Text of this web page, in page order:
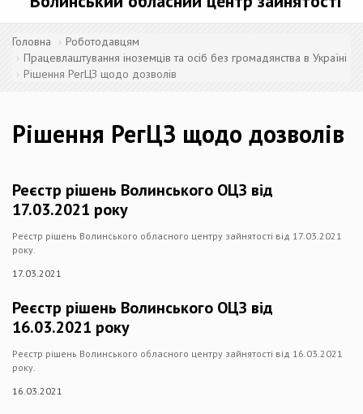
Головна
Роботодавцям
Працевлаштування іноземців та осіб без громадянства в Україні
Рішення РегЦЗ щодо дозволів
Рішення РегЦЗ щодо дозволів
Реєстр рішень Волинського ОЦЗ від
17.03.2021 року
Реєстр рішень Волинського обласного центру зайнятості від 17.03.2021
року.
17.03.2021
Реєстр рішень Волинського ОЦЗ від
16.03.2021 року
Реєстр рішень Волинського обласного центру зайнятості від 16.03.2021
року.
16.03.2021